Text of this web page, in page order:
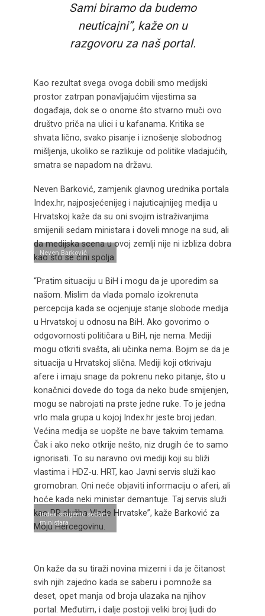
Sami biramo da budemo
neuticajni”, kaže on u
razgovoru za naš portal.
Kao rezultat svega ovoga dobili smo medijski
prostor zatrpan ponavljajućim vijestima sa
događaja, dok se o onome što stvarno muči ovo
društvo priča na ulici i u kafanama. Kritika se
shvata lično, svako pisanje i iznošenje slobodnog
mišljenja, ukoliko se razlikuje od politike vladajućih,
smatra se napadom na državu.
Neven Barković, zamjenik glavnog urednika portala
Index.hr, najposjećenijeg i najuticajnijeg medija u
Hrvatskoj kaže da su oni svojim istraživanjima
smijenili sedam ministara i doveli mnoge na sud, ali
da medijska scena u ovoj zemlji nije ni izbliza dobra
kao što se čini spolja.
Neven Barković
“Pratim situaciju u BiH i mogu da je uporedim sa
našom. Mislim da vlada pomalo izokrenuta
percepcija kada se ocjenjuje stanje slobode medija
u Hrvatskoj u odnosu na BiH. Ako govorimo o
odgovornosti političara u BiH, nje nema. Mediji
mogu otkriti svašta, ali učinka nema. Bojim se da je
situacija u Hrvatskoj slična. Mediji koji otkrivaju
afere i imaju snage da pokrenu neko pitanje, što u
konačnici dovede do toga da neko bude smijenjen,
mogu se nabrojati na prste jedne ruke. To je jedna
vrlo mala grupa u kojoj Index.hr jeste broj jedan.
Većina medija se uopšte ne bave takvim temama.
Čak i ako neko otkrije nešto, niz drugih će to samo
ignorisati. To su naravno ovi mediji koji su bliži
vlastima i HDZ-u. HRT, kao Javni servis služi kao
gromobran. Oni neće objaviti informaciju o aferi, ali
hoće kada neki ministar demantuje. Taj servis služi
kao PR služba Vlade Hrvatske”, kaže Barković za
Moju Hercegovinu.
Index smijenio sedam
ministara
On kaže da su tiraži novina mizerni i da je čitanost
svih njih zajedno kada se saberu i pomnože sa
deset, opet manja od broja ulazaka na njihov
portal. Međutim, i dalje postoji veliki broj ljudi do